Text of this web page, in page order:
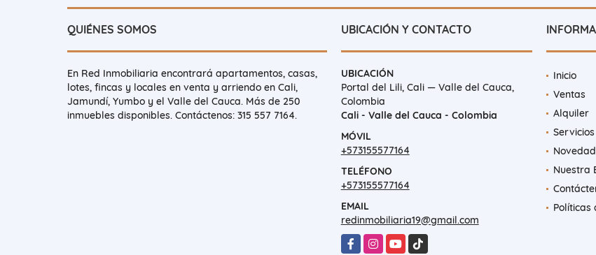
QUIÉNES SOMOS
En Red Inmobiliaria encontrará apartamentos, casas,
lotes, fincas y locales en venta y arriendo en Cali,
Jamundí, Yumbo y el Valle del Cauca. Más de 250
inmuebles disponibles. Contáctenos: 315 557 7164.
UBICACIÓN Y CONTACTO
UBICACIÓN
Portal del Lili, Cali — Valle del Cauca,
Colombia
Cali - Valle del Cauca - Colombia
MÓVIL
+573155577164
TELÉFONO
+573155577164
EMAIL
redinmobiliaria19@gmail.com
FacebookInstagramYouTubeTikTok
Inicio
Ventas
Alquiler
Servicios
Nuestra
Políticas